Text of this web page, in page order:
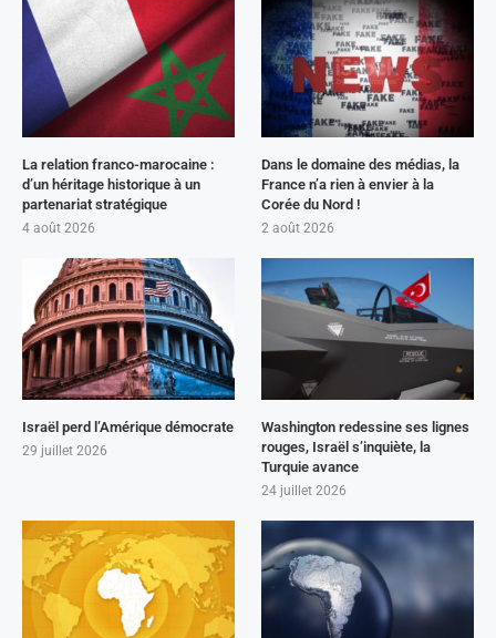
La relation franco-marocaine :
d’un héritage historique à un
partenariat stratégique
4 août 2026
Dans le domaine des médias, la
France n’a rien à envier à la
Corée du Nord !
2 août 2026
Israël perd l’Amérique démocrate
29 juillet 2026
Washington redessine ses lignes
rouges, Israël s’inquiète, la
Turquie avance
24 juillet 2026